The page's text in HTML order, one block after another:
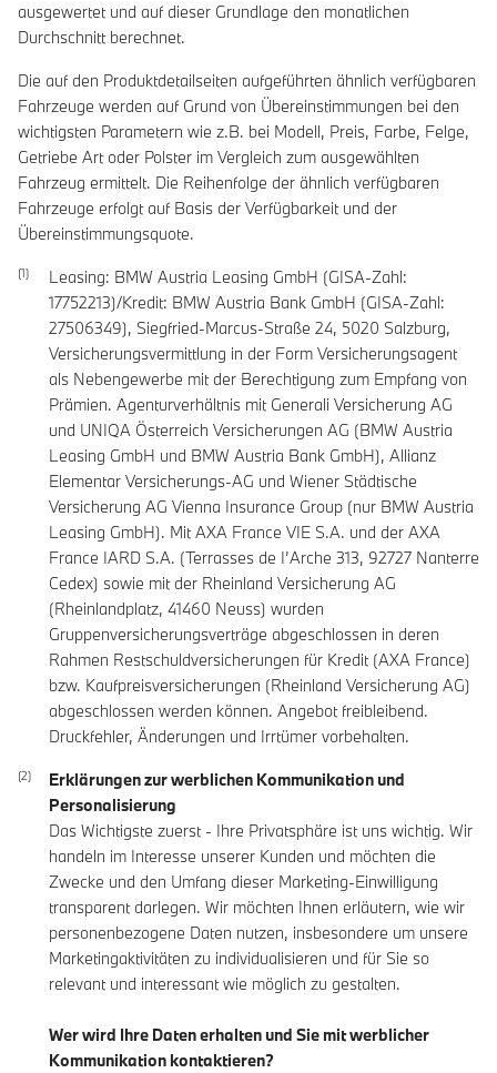
ausgewertet und auf dieser Grundlage den monatlichen
Durchschnitt berechnet.
Die auf den Produktdetailseiten aufgeführten ähnlich verfügbaren
Fahrzeuge werden auf Grund von Übereinstimmungen bei den
wichtigsten Parametern wie z.B. bei Modell, Preis, Farbe, Felge,
Getriebe Art oder Polster im Vergleich zum ausgewählten
Fahrzeug ermittelt. Die Reihenfolge der ähnlich verfügbaren
Fahrzeuge erfolgt auf Basis der Verfügbarkeit und der
Übereinstimmungsquote.
Leasing: BMW Austria Leasing GmbH (GISA-Zahl:
17752213)/Kredit: BMW Austria Bank GmbH (GISA-Zahl:
27506349), Siegfried-Marcus-Straße 24, 5020 Salzburg,
Versicherungsvermittlung in der Form Versicherungsagent
als Nebengewerbe mit der Berechtigung zum Empfang von
Prämien. Agenturverhältnis mit Generali Versicherung AG
und UNIQA Österreich Versicherungen AG (BMW Austria
Leasing GmbH und BMW Austria Bank GmbH), Allianz
Elementar Versicherungs-AG und Wiener Städtische
Versicherung AG Vienna Insurance Group (nur BMW Austria
Leasing GmbH). Mit AXA France VIE S.A. und der AXA
France IARD S.A. (Terrasses de I’Arche 313, 92727 Nanterre
Cedex) sowie mit der Rheinland Versicherung AG
(Rheinlandplatz, 41460 Neuss) wurden
Gruppenversicherungsverträge abgeschlossen in deren
Rahmen Restschuldversicherungen für Kredit (AXA France)
bzw. Kaufpreisversicherungen (Rheinland Versicherung AG)
abgeschlossen werden können. Angebot freibleibend.
Druckfehler, Änderungen und Irrtümer vorbehalten.
Erklärungen zur werblichen Kommunikation und
Personalisierung
Das Wichtigste zuerst - Ihre Privatsphäre ist uns wichtig. Wir
handeln im Interesse unserer Kunden und möchten die
Zwecke und den Umfang dieser Marketing-Einwilligung
transparent darlegen. Wir möchten Ihnen erläutern, wie wir
personenbezogene Daten nutzen, insbesondere um unsere
Marketingaktivitäten zu individualisieren und für Sie so
relevant und interessant wie möglich zu gestalten.
Wer wird Ihre Daten erhalten und Sie mit werblicher
Kommunikation kontaktieren?